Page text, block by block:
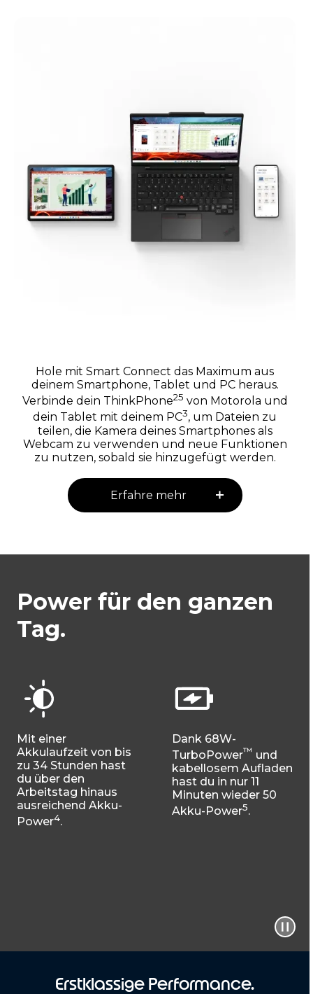
Hole mit Smart Connect das Maximum aus
deinem Smartphone, Tablet und PC heraus.
Verbinde dein ThinkPhone25 von Motorola und
dein Tablet mit deinem PC3, um Dateien zu
teilen, die Kamera deines Smartphones als
Webcam zu verwenden und neue Funktionen
zu nutzen, sobald sie hinzugefügt werden.
Erfahre mehr
Power für den ganzen
Tag.
Mit einer
Akkulaufzeit von bis
zu 34 Stunden hast
du über den
Arbeitstag hinaus
ausreichend Akku-
Power4.
Dank 68W-
TurboPower™ und
kabellosem Aufladen
hast du in nur 11
Minuten wieder 50
Akku-Power5.
Erstklassige Performance.